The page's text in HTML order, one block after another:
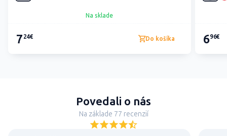
Na sklade
7 24€ Do košíka 696€
Povedali o nás
Na základe 77 recenzií